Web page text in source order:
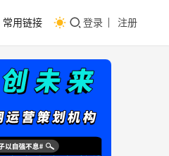
常用链接 登录 注册